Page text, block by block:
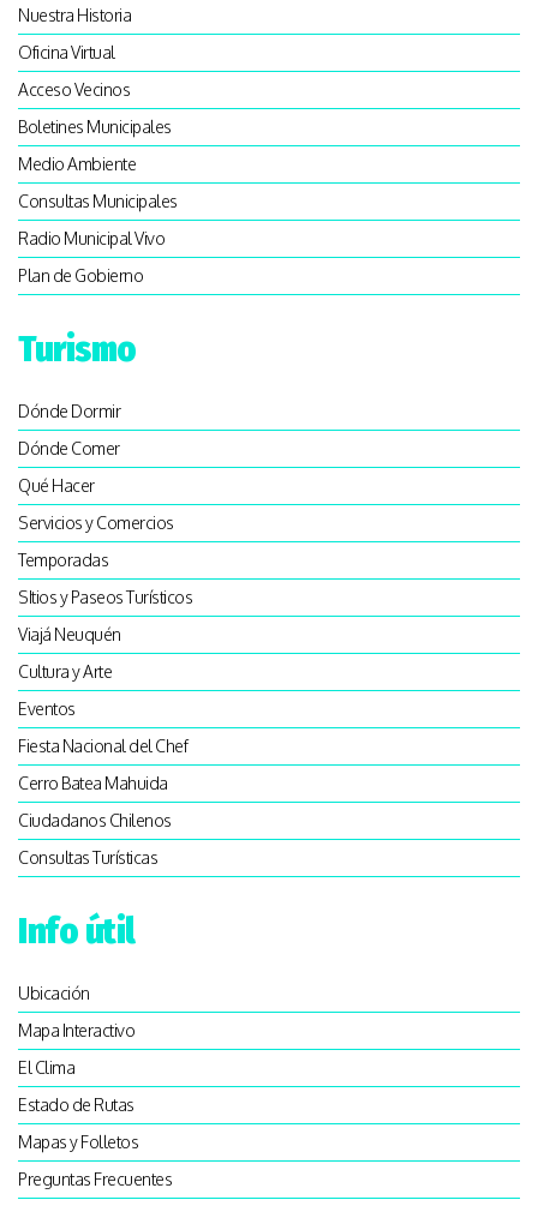
Nuestra Historia
Oficina Virtual
Acceso Vecinos
Boletines Municipales
Medio Ambiente
Consultas Municipales
Radio Municipal Vivo
Plan de Gobierno
Turismo
Dónde Dormir
Dónde Comer
Qué Hacer
Servicios y Comercios
Temporadas
SItios y Paseos Turísticos
Viajá Neuquén
Cultura y Arte
Eventos
Fiesta Nacional del Chef
Cerro Batea Mahuida
Ciudadanos Chilenos
Consultas Turísticas
Info útil
Ubicación
Mapa Interactivo
El Clima
Estado de Rutas
Mapas y Folletos
Preguntas Frecuentes